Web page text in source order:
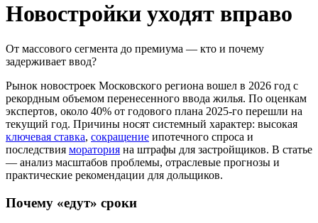
Новостройки уходят вправо
От массового сегмента до премиума — кто и почему
задерживает ввод?
Рынок новостроек Московского региона вошел в 2026 год с
рекордным объемом перенесенного ввода жилья. По оценкам
экспертов, около 40% от годового плана 2025-го перешли на
текущий год. Причины носят системный характер: высокая
ключевая ставка, сокращение ипотечного спроса и
последствия моратория на штрафы для застройщиков. В статье
— анализ масштабов проблемы, отраслевые прогнозы и
практические рекомендации для дольщиков.
Почему «едут» сроки